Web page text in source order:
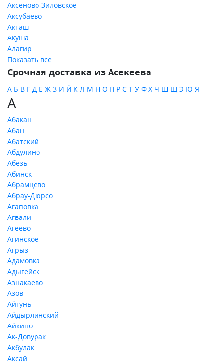
Аксеново-Зиловское
Аксубаево
Акташ
Акуша
Алагир
Показать все
Срочная доставка из Асекеева
А Б В Г Д Е Ж З И Й К Л М Н О П Р С Т У Ф Х Ч Ш Щ Э Ю Я
А
Абакан
Абан
Абатский
Абдулино
Абезь
Абинск
Абрамцево
Абрау-Дюрсо
Агаповка
Агвали
Агеево
Агинское
Агрыз
Адамовка
Адыгейск
Азнакаево
Азов
Айгунь
Айдырлинский
Айкино
Ак-Довурак
Акбулак
Аксай